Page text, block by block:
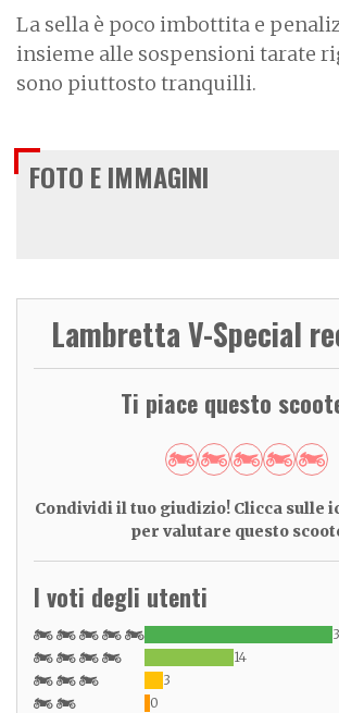
La sella è poco imbottita e
insieme alle sospensioni tarate
sono piuttosto tranquilli.
FOTO E IMMAGINI
Lambretta V-Special
Ti piace questo
Condividi il tuo giudizio! Clicca sulle
per valutare questo
I voti degli utenti
14
3
0